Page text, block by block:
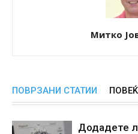
Митко
ПОВРЗАНИ СТАТИИ
Додадете